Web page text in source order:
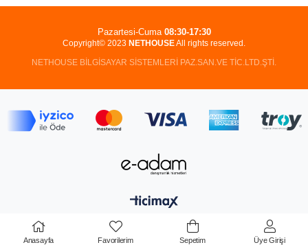
Copyright© 2023 NETHOUSEAll rights reserved.
NETHOUSE BİLGİSAYAR SİSTEMLERİ PAZ.SAN.VE TİC.LTD.ŞTİ.
Pazartesi-Cuma 08:30-17:30
Anasayfa Favorilerim Sepetim Üye Girişi